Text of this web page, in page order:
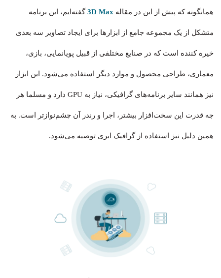
همانگونه که پیش از این در مقاله 3D Maxگفته‌ایم، این برنامه
متشکل از یک مجموعه جامع از ابزارها برای ایجاد تصاویر سه بعدی
خیره کننده است که در صنایع مختلفی از قبیل پویانمایی، بازی،
معماری، طراحی محصول و موارد دیگر استفاده می‌شود. این ابزار
نیز همانند سایر برنامه‌های گرافیکی، نیاز به GPU دارد و مسلما هر
چه قدرت این سخت‌افزار بیشتر، اجرا و رندر آن چشم‌نوازتر است. به
همین دلیل نیز استفاده از گرافیک ابری توصیه می‌شود.